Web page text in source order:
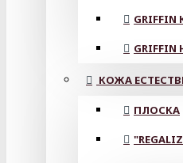
КОЖА
ПЛОСКА